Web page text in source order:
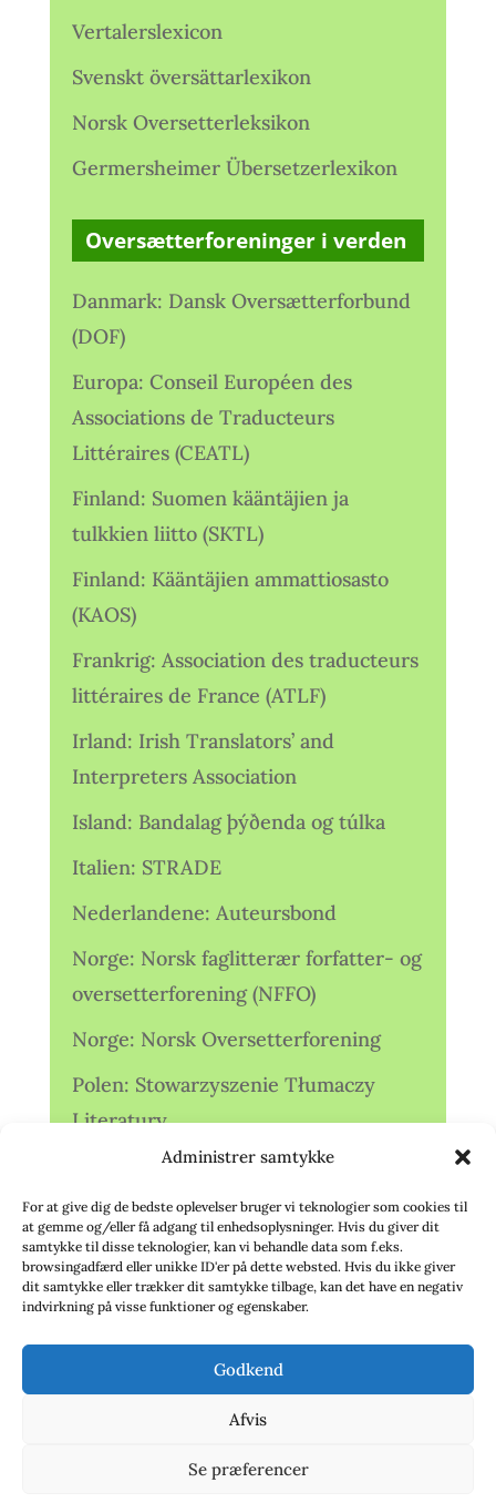
Administrer samtykke
For at give dig de bedste oplevelser bruger vi teknologier som cookies til
at gemme og/eller få adgang til enhedsoplysninger. Hvis du giver dit
samtykke til disse teknologier, kan vi behandle data som f.eks.
browsingadfærd eller unikke ID'er på dette websted. Hvis du ikke giver
dit samtykke eller trækker dit samtykke tilbage, kan det have en negativ
indvirkning på visse funktioner og egenskaber.
Godkend
Afvis
Se præferencer
Vertalerslexicon
Svenskt översättarlexikon
Norsk Oversetterleksikon
Germersheimer Übersetzerlexikon
Oversætterforeninger i verden
Danmark: Dansk Oversætterforbund
(DOF)
Europa: Conseil Européen des
Associations de Traducteurs
Littéraires (CEATL)
Finland: Suomen kääntäjien ja
tulkkien liitto (SKTL)
Finland: Kääntäjien ammattiosasto
(KAOS)
Frankrig: Association des traducteurs
littéraires de France (ATLF)
Irland: Irish Translators’ and
Interpreters Association
Island: Bandalag þýðenda og túlka
Italien: STRADE
Nederlandene: Auteursbond
Norge: Norsk faglitterær forfatter- og
oversetterforening (NFFO)
Norge: Norsk Oversetterforening
Polen: Stowarzyszenie Tłumaczy
Literatury
Storbritannien: Translators
Association (TA)
Sverige: Översättarsektionen (Ö.)
Sverige: Översättarcentrum (ÖC)
deutschsprachiger Übersetzer (VdÜ)
© 2020 - Babelfisken